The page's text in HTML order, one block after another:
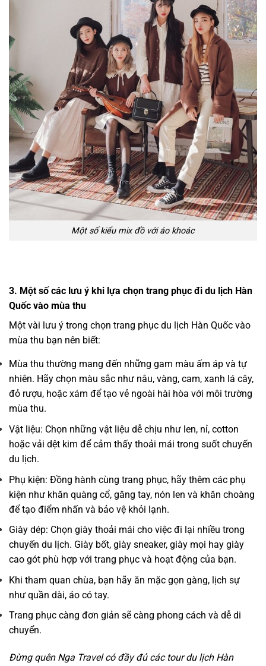
Một số kiểu mix đồ với áo khoác
3. Một số các lưu ý khi lựa chọn trang phục đi du lịch Hàn
Quốc vào mùa thu
Một vài lưu ý trong chọn trang phục du lịch Hàn Quốc vào
mùa thu bạn nên biết:
Mùa thu thường mang đến những gam màu ấm áp và tự
nhiên. Hãy chọn màu sắc như nâu, vàng, cam, xanh lá cây,
đỏ rượu, hoặc xám để tạo vẻ ngoài hài hòa với môi trường
mùa thu.
Vật liệu: Chọn những vật liệu dễ chịu như len, nỉ, cotton
hoặc vải dệt kim để cảm thấy thoải mái trong suốt chuyến
du lịch.
Phụ kiện: Đồng hành cùng trang phục, hãy thêm các phụ
kiện như khăn quàng cổ, găng tay, nón len và khăn choàng
để tạo điểm nhấn và bảo vệ khỏi lạnh.
Giày dép: Chọn giày thoải mái cho việc đi lại nhiều trong
chuyến du lịch. Giày bốt, giày sneaker, giày mọi hay giày
cao gót phù hợp với trang phục và hoạt động của bạn.
Khi tham quan chùa, bạn hãy ăn mặc gọn gàng, lịch sự
như quần dài, áo có tay.
Trang phục càng đơn giản sẽ càng phong cách và dễ di
chuyển.
Đừng quên Nga Travelcó đầy đủ các tour du lịch Hàn